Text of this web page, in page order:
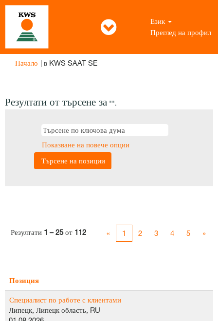
Език
Преглед на профил
Начало | в KWS SAAT SE(настояща
Резултати от търсене за "".
Показване на повече опции
Резултати 1 – 25от 112 « 1 2 3 4 5 »
Позиция
Специалист по работе с клиентами
Липецк, Липецк область, RU